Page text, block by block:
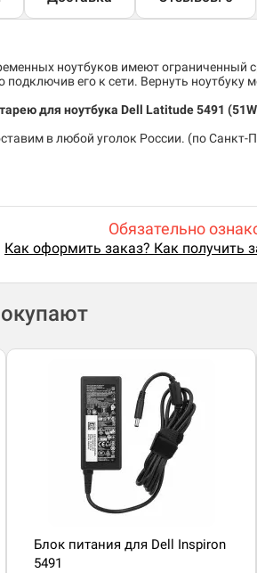
ноутбуков имеют ограниченный
его к сети. Вернуть
для ноутбука Dell Latitude 5491
в любой уголок России. (по Санкт-
Обязательно
Как оформить заказ? Как получить
Блок питания для Dell Inspiron
5491